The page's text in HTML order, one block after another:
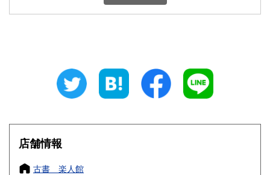
600円 三重県
大阪府
奈良県
店舗情報
古書 楽人館